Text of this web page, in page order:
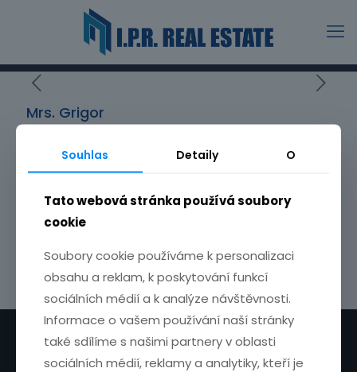
Mrs. Grigor
The quality service, individual approach and high work
commitment contributed to the quick sale of our
property. I was very satisfied with the services of I.P. R.
Real Estate. I recommend.
Share
© 2026 | I.P.R. Real Estate. Created byHajníkDesign
Souhlas Detaily O
Tato webová stránka používá soubory
cookie
Soubory cookie používáme k personalizaci
obsahu a reklam, k poskytování funkcí
sociálních médií a k analýze návštěvnosti.
Informace o vašem používání naší stránky
také sdílíme s našimi partnery v oblasti
sociálních médií, reklamy a analytiky, kteří je